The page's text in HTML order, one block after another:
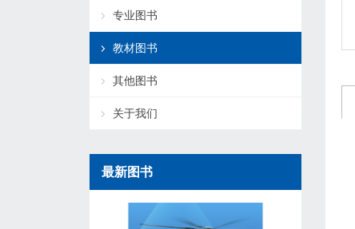
专业图书
教材图书
其他图书
关于我们
最新图书